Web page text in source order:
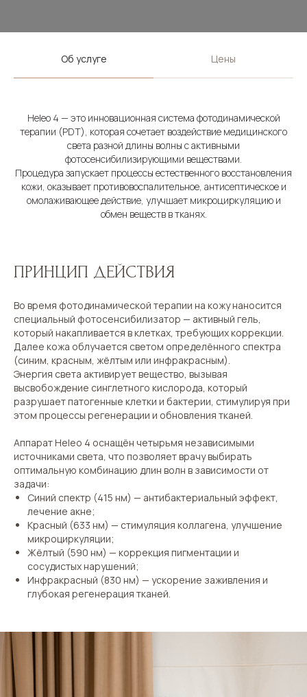
Об услуге Цены
Heleo 4 — это инновационная система фотодинамической
терапии (PDT), которая сочетает воздействие медицинского
света разной длины волны с активными
фотосенсибилизирующими веществами.
Процедура запускает процессы естественного восстановления
кожи, оказывает противовоспалительное, антисептическое и
омолаживающее действие, улучшает микроциркуляцию и
обмен веществ в тканях.
ПРИНЦИП ДЕЙСТВИЯ
Во время фотодинамической терапии на кожу наносится
специальный фотосенсибилизатор — активный гель,
который накапливается в клетках, требующих коррекции.
Далее кожа облучается светом определённого спектра
(синим, красным, жёлтым или инфракрасным).
Энергия света активирует вещество, вызывая
высвобождение синглетного кислорода, который
разрушает патогенные клетки и бактерии, стимулируя при
этом процессы регенерации и обновления тканей.
Аппарат Heleo 4 оснащён четырьмя независимыми
источниками света, что позволяет врачу выбирать
оптимальную комбинацию длин волн в зависимости от
задачи:
Синий спектр (415 нм) — антибактериальный эффект,
лечение акне;
Красный (633 нм) — стимуляция коллагена, улучшение
микроциркуляции;
Жёлтый (590 нм) — коррекция пигментации и
сосудистых нарушений;
Инфракрасный (830 нм) — ускорение заживления и
глубокая регенерация тканей.